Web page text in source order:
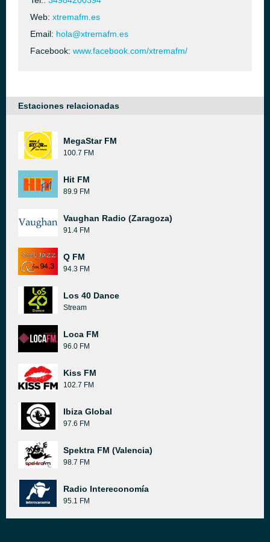
Web: xtremafm.es
Email: hola@xtremafm.es
Facebook: www.facebook.com/xtremafm/
Estaciones relacionadas
MegaStar FM
100.7 FM
Hit FM
89.9 FM
Vaughan Radio (Zaragoza)
91.4 FM
Q FM
94.3 FM
Los 40 Dance
Stream
Loca FM
96.0 FM
Kiss FM
102.7 FM
Ibiza Global
97.6 FM
Spektra FM (Valencia)
98.7 FM
Radio Intereconomía
95.1 FM